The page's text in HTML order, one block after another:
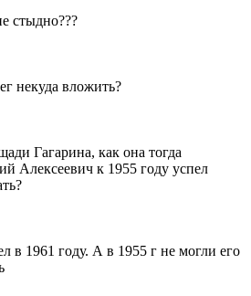
стыдно???
некуда вложить?
Гагарина, как она тогда
Алексеевич к 1955 году успел
в 1961 году. А в 1955 г не могли его